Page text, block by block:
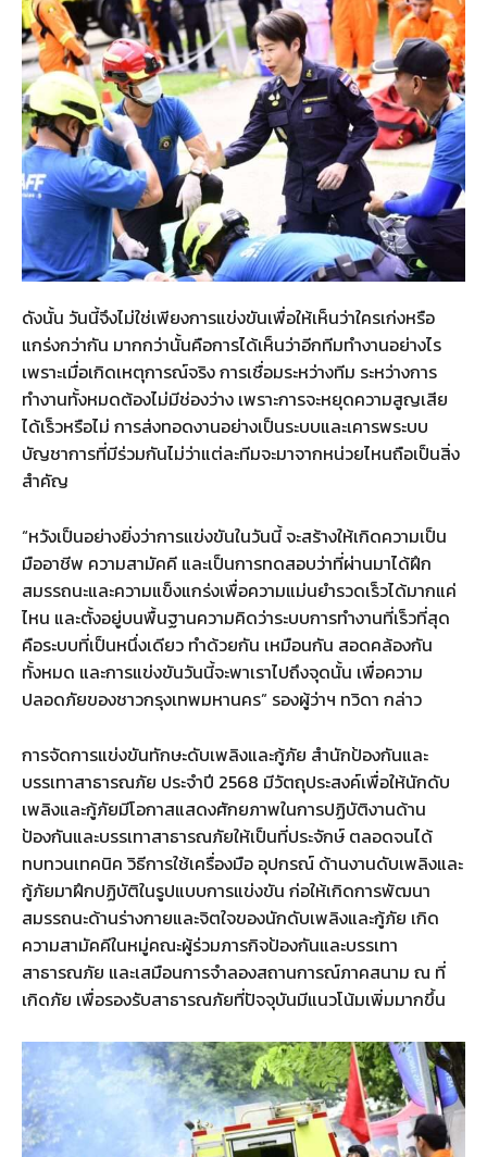
ดังนั้น วันนี้จึงไม่ใช่เพียงการแข่งขันเพื่อให้เห็นว่าใครเก่งหรือ
แกร่งกว่ากัน มากกว่านั้นคือการได้เห็นว่าอีกทีมทำงานอย่างไร
เพราะเมื่อเกิดเหตุการณ์จริง การเชื่อมระหว่างทีม ระหว่างการ
ทำงานทั้งหมดต้องไม่มีช่องว่าง เพราะการจะหยุดความสูญเสีย
ได้เร็วหรือไม่ การส่งทอดงานอย่างเป็นระบบและเคารพระบบ
บัญชาการที่มีร่วมกันไม่ว่าแต่ละทีมจะมาจากหน่วยไหนถือเป็นสิ่ง
สำคัญ
“หวังเป็นอย่างยิ่งว่าการแข่งขันในวันนี้ จะสร้างให้เกิดความเป็น
มืออาชีพ ความสามัคคี และเป็นการทดสอบว่าที่ผ่านมาได้ฝึก
สมรรถนะและความแข็งแกร่งเพื่อความแม่นยำรวดเร็วได้มากแค่
ไหน และตั้งอยู่บนพื้นฐานความคิดว่าระบบการทำงานที่เร็วที่สุด
คือระบบที่เป็นหนึ่งเดียว ทำด้วยกัน เหมือนกัน สอดคล้องกัน
ทั้งหมด และการแข่งขันวันนี้จะพาเราไปถึงจุดนั้น เพื่อความ
ปลอดภัยของชาวกรุงเทพมหานคร” รองผู้ว่าฯ ทวิดา กล่าว
การจัดการแข่งขันทักษะดับเพลิงและกู้ภัย สำนักป้องกันและ
บรรเทาสาธารณภัย ประจำปี 2568 มีวัตถุประสงค์เพื่อให้นักดับ
เพลิงและกู้ภัยมีโอกาสแสดงศักยภาพในการปฏิบัติงานด้าน
ป้องกันและบรรเทาสาธารณภัยให้เป็นที่ประจักษ์ ตลอดจนได้
ทบทวนเทคนิค วิธีการใช้เครื่องมือ อุปกรณ์ ด้านงานดับเพลิงและ
กู้ภัยมาฝึกปฏิบัติในรูปแบบการแข่งขัน ก่อให้เกิดการพัฒนา
สมรรถนะด้านร่างกายและจิตใจของนักดับเพลิงและกู้ภัย เกิด
ความสามัคคีในหมู่คณะผู้ร่วมภารกิจป้องกันและบรรเทา
สาธารณภัย และเสมือนการจำลองสถานการณ์ภาคสนาม ณ ที่
เกิดภัย เพื่อรองรับสาธารณภัยที่ปัจจุบันมีแนวโน้มเพิ่มมากขึ้น